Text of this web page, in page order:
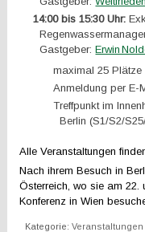
14:00 bis 15:30 Uhr:
Gastgeber:Erwin
maximal 25 Plätze
Anmeldung per E-
Treffpunkt im
Berlin (S1/S2/
Alle Veranstaltungen
Nach ihrem Besuch in
Österreich, wo sie am 22.
Konferenz in Wien
Kategorie:Veranstaltungen